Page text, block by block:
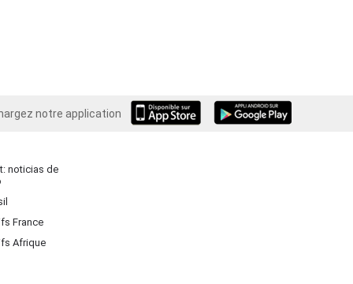
notre application
Android
noticias de
France
Afrique